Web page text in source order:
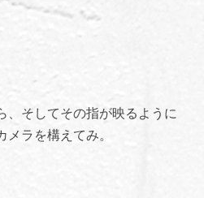
、そしてその指が映るように
メラを構えてみ。